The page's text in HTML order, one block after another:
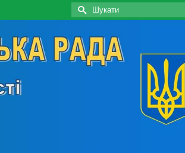
Search
for: